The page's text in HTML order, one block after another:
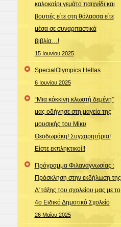
καλοκαίρι γεμάτο παιχνίδι και
βουτιές είτε στη θάλασσα είτε
μέσα σε συναρπαστικά
βιβλία…!
15 Ιουνίου 2025
SpecialOlympics Hellas
6 Ιουνίου 2025
“Μια κόκκινη κλωστή δεμένη”
μας οδήγησε στη μαγεία της
μουσικής του Μίκυ
Θεοδωράκη! Συγχαρητήρια!
Είστε εκπληκτικοί!!
Πρόγραμμα Φιλαναγνωσίας :
Πρόσκληση στην εκδήλωση της
Δ΄τάξης του σχολείου μας με το
4ο Ειδικό Δημοτικό Σχολείο
26 Μαΐου 2025